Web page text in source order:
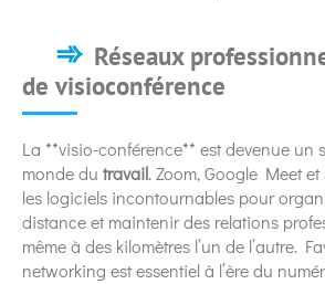
Réseaux
de visioconférence
La **visio-conférence** est devenue un
monde du travail. Zoom, Google Meet
les logiciels incontournables pour
distance et maintenir des relations
même à des kilomètres l’un de l’autre.
networking est essentiel à l’ère du